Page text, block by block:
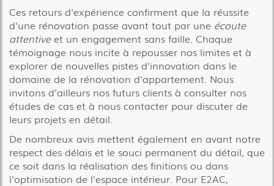
Ces retours d'expérience confirment que la réussite
d'une rénovation passe avant tout par une écoute
attentiveet un engagement sans faille. Chaque
témoignage nous incite à repousser nos limites et à
explorer de nouvelles pistes d'innovation dans le
domaine de la rénovation d'appartement. Nous
invitons d'ailleurs nos futurs clients à consulter nos
études de cas et à nous contacter pour discuter de
leurs projets en détail.
De nombreux avis mettent également en avant notre
respect des délais et le souci permanent du détail, que
ce soit dans la réalisation des finitions ou dans
l'optimisation de l'espace intérieur. Pour E2AC,